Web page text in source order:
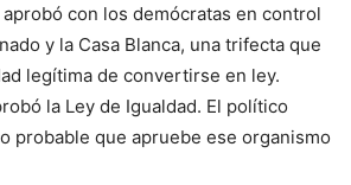
con los demócratas en control
y la Casa Blanca, una trifecta que
legítima de convertirse en ley.
la Ley de Igualdad. El político
probable que apruebe ese organismo